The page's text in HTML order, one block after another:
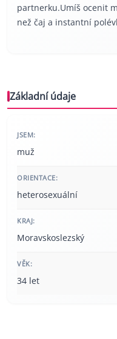
partnerku.Umíš ocenit
než čaj a instantní
Základní údaje
JSEM:
muž
ORIENTACE:
heterosexuální
KRAJ:
Moravskoslezský
VĚK:
34 let